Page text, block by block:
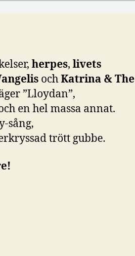
herpes, livets
ochKatrina & The
”Lloydan”,
en hel massa annat.
sång,
trött gubbe.